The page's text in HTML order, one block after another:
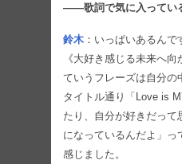
――歌詞で気に入ってい
鈴木 ：いっぱいあるん
《大好き感じる未来へ
ていうフレーズは自分の
タイトル通り「Love is
たり、自分が好きだって
になっているんだよ」っ
感じました。